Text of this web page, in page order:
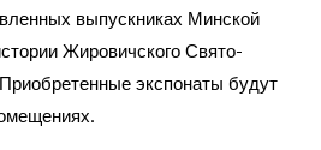
выпускниках Минской
Жировичского Свято-
экспонаты будут